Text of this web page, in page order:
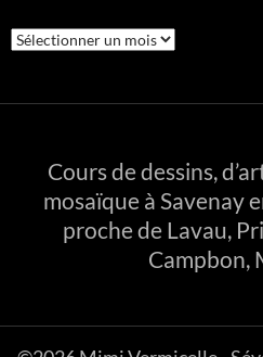
Archives
Cours de dessins,
mosaïque à Savenay
proche de Lavau,
Campbon,